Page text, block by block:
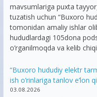
mavsumlariga puxta
tuzatish uchun “Buxoro
tomonidan amaliy ishlar
hududlardagi 105dona
o’rganilmoqda va kelib
“Buxoro hududiy elektr
ish o’rinlariga tanlov e’lon
03.08.2026